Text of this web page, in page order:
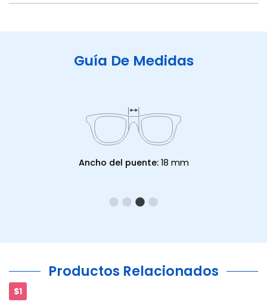
Guía De Medidas
Ancho del puente: 18 mm
Productos Relacionados
$1